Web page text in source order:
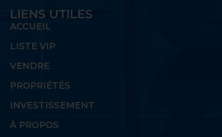
LIENS UTILES
ACCUEIL
LISTE VIP
VENDRE
PROPRIÉTÉS
INVESTISSEMENT
À PROPOS